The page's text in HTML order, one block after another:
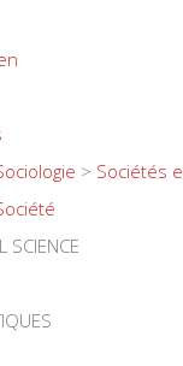
> Sociétés